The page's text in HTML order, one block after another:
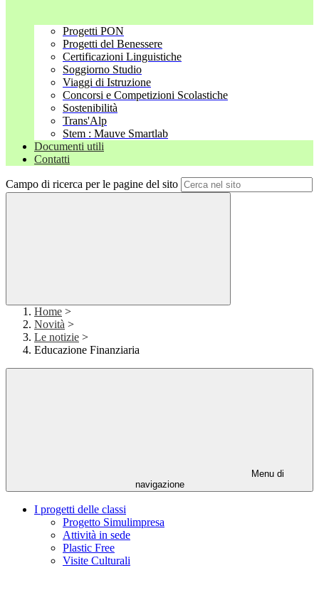
Progetti PON
Progetti del Benessere
Certificazioni Linguistiche
Soggiorno Studio
Viaggi di Istruzione
Concorsi e Competizioni Scolastiche
Sostenibilità
Trans'Alp
Stem : Mauve Smartlab
Documenti utili
Contatti
Campo di ricerca per le pagine del sito
Home >
Novità >
Le notizie >
Educazione Finanziaria
Menu di
navigazione
I progetti delle classi
Progetto Simulimpresa
Attività in sede
Plastic Free
Visite Culturali